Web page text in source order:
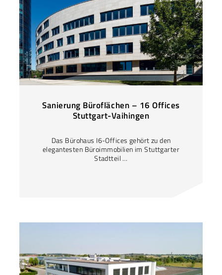
Sanierung Büroflächen – 16 Offices
Stuttgart-Vaihingen
Das Bürohaus I6-Offices gehört zu den
elegantesten Büroimmobilien im Stuttgarter
Stadtteil …